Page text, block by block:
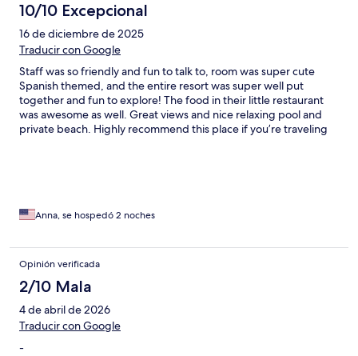
10/10 Excepcional
16 de diciembre de 2025
Traducir con Google
Staff was so friendly and fun to talk to, room was super cute
Spanish themed, and the entire resort was super well put
together and fun to explore! The food in their little restaurant
was awesome as well. Great views and nice relaxing pool and
private beach. Highly recommend this place if you’re traveling
Anna, se hospedó 2 noches
Opinión verificada
2/10 Mala
4 de abril de 2026
Traducir con Google
-